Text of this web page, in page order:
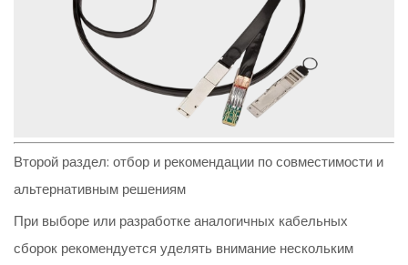
Второй раздел: отбор и рекомендации по совместимости и
альтернативным решениям
При выборе или разработке аналогичных кабельных
сборок рекомендуется уделять внимание нескольким